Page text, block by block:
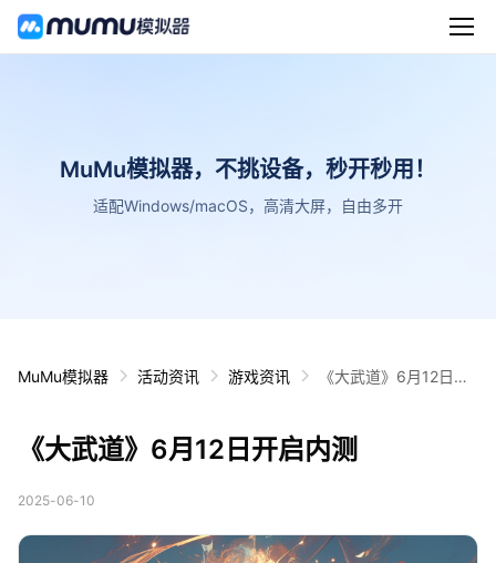
MuMu模拟器，不挑设备，秒开秒用！
适配Windows/macOS，高清大屏，自由多开
MuMu模拟器 活动资讯 游戏资讯
《大武道》6月12日开
《大武道》6月12日开启内测
2025-06-10